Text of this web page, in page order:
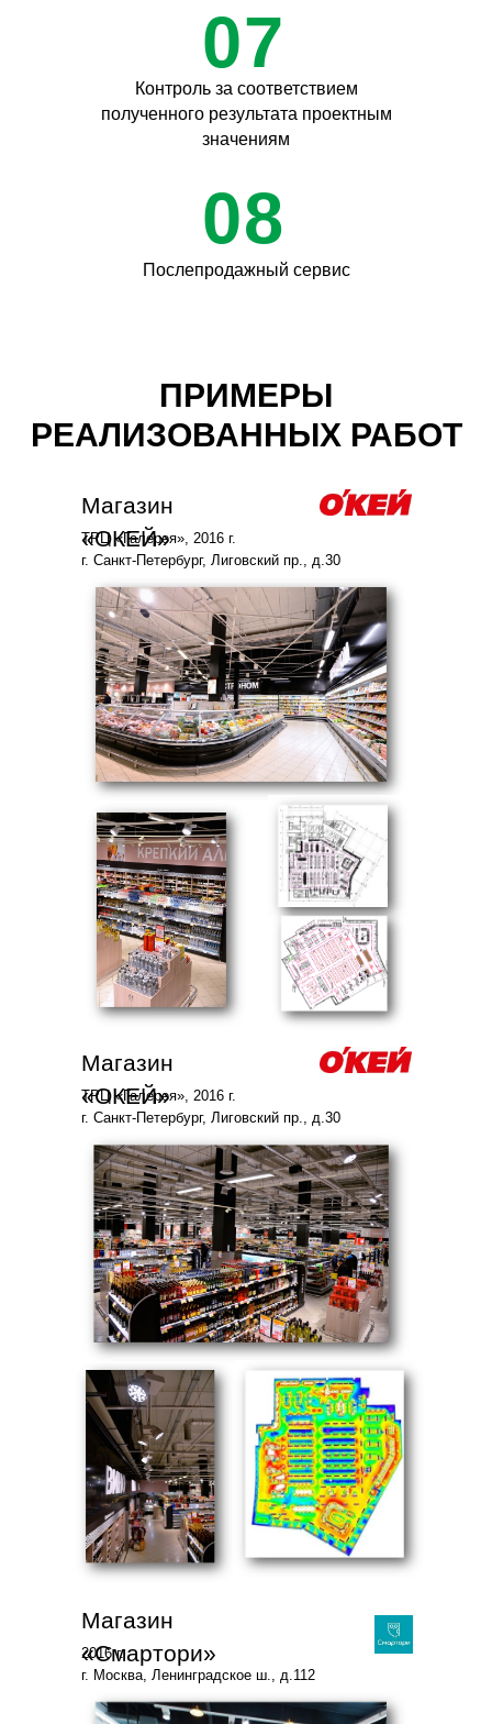
Контроль за соответствием
полученного результата проектным
значениям
07
08
Послепродажный сервис
ПРИМЕРЫ
РЕАЛИЗОВАННЫХ РАБОТ
ТРЦ «Галерея», 2016 г.
г. Санкт-Петербург, Лиговский пр., д.30
Магазин
«ОКЕЙ»
ТРЦ «Галерея», 2016 г.
г. Санкт-Петербург, Лиговский пр., д.30
Магазин
«ОКЕЙ»
2016 г.
г. Москва, Ленинградское ш., д.112
Магазин
«Смартори»